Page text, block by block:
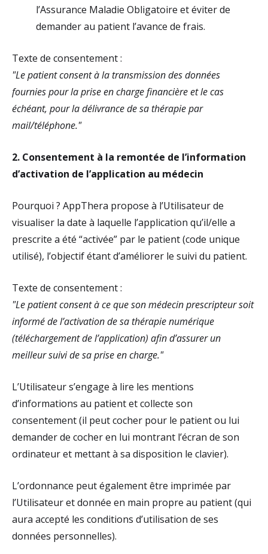
l’Assurance Maladie Obligatoire et éviter de
demander au patient l’avance de frais.
Texte de consentement :
"Le patient consent à la transmission des données
fournies pour la prise en charge financière et le cas
échéant, pour la délivrance de sa thérapie par
mail/téléphone."
2. Consentement à la remontée de l’information
d’activation de l’application au médecin
Pourquoi ? AppThera propose à l’Utilisateur de
visualiser la date à laquelle l’application qu’il/elle a
prescrite a été “activée” par le patient (code unique
utilisé), l’objectif étant d’améliorer le suivi du patient.
Texte de consentement :
"Le patient consent à ce que son médecin prescripteur soit
informé de l’activation de sa thérapie numérique
(téléchargement de l’application) afin d’assurer un
meilleur suivi de sa prise en charge."
L’Utilisateur s’engage à lire les mentions
d’informations au patient et collecte son
consentement (il peut cocher pour le patient ou lui
demander de cocher en lui montrant l’écran de son
ordinateur et mettant à sa disposition le clavier).
L’ordonnance peut également être imprimée par
l’Utilisateur et donnée en main propre au patient (qui
aura accepté les conditions d’utilisation de ses
données personnelles).